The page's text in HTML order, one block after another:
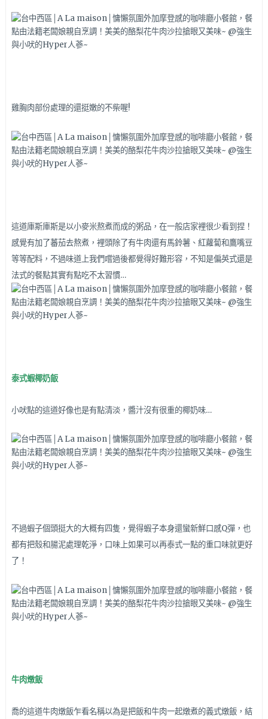
雞胸肉部份處理的還挺嫩的不柴喔!
這道庫斯庫斯是以小麥米熬煮而成的粥品，在一般店家裡很少看到捏！
感覺有加了蕃茄去熬煮，裡頭除了有牛肉還有馬鈴薯、紅蘿蔔和鷹嘴豆
等等配料，不過味道上我們嚐過後都覺得好難形容，不知是偏英式還是
法式的餐點其實有點吃不太習慣…
泰式蝦椰奶飯
小吠點的這道好像也是有點清淡，醬汁沒有很重的椰奶味…
不過蝦子個頭挺大的大概有四隻，覺得蝦子本身還蠻新鮮口感Q彈，也
都有把殼和腸泥處理乾淨，口味上如果可以再泰式一點的重口味就更好
了！
牛肉燉飯
喬的這道牛肉燉飯乍看名稱以為是把飯和牛肉一起燉煮的義式燉飯，結